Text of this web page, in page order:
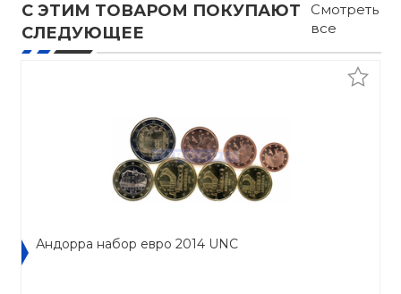
С ЭТИМ ТОВАРОМ ПОКУПАЮТ
СЛЕДУЮЩЕЕ
Смотреть
все
Андорра набор евро 2014 UNC